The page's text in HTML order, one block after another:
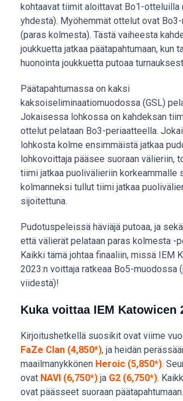
kohtaavat tiimit aloittavat Bo1-otteluilla
yhdestä). Myöhemmät ottelut ovat
(paras kolmesta). Tästä vaiheesta
joukkuetta jatkaa päätapahtumaan, kun
huonointa joukkuetta putoaa
Päätapahtumassa on kaksi
kaksoiseliminaatiomuodossa (GSL)
Jokaisessa lohkossa on kahdeksan
ottelut pelataan Bo3-periaatteella.
lohkosta kolme ensimmäistä jatkaa
lohkovoittaja pääsee suoraan välieriin,
tiimi jatkaa puolivälieriin korkeammalle
kolmanneksi tullut tiimi jatkaa
sijoitettuna.
Pudotuspeleissä häviäjä putoaa, ja
että välierät pelataan paras kolmesta -
Kaikki tämä johtaa finaaliin, missä IEM
2023:n voittaja ratkeaa Bo5-muodossa
viidestä)!
Kuka voittaa IEM Katowicen
Kirjoitushetkellä suosikit ovat viime
FaZe Clan (4,850*), ja heidän
maailmanykkönen Heroic (5,850*).
ovat NAVI (6,750*) ja G2 (6,750*).
ovat päässeet suoraan päätapahtumaan.